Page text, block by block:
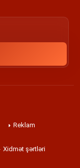
Reklam
Xidmət şərtləri